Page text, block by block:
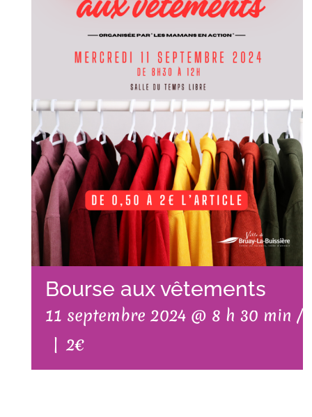
Bourse aux vêtements
11 septembre 2024 @ 8 h 30 min /
| 2€